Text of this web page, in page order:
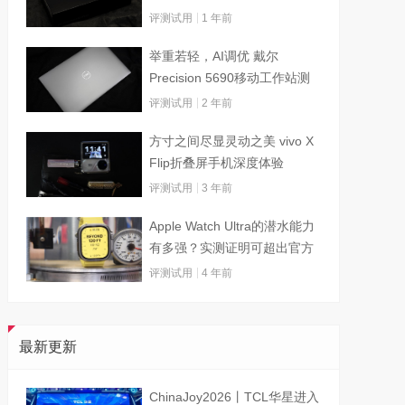
评测试用 1 年前
举重若轻，AI调优 戴尔
Precision 5690移动工作站测
试
评测试用 2 年前
方寸之间尽显灵动之美 vivo X
Flip折叠屏手机深度体验
评测试用 3 年前
Apple Watch Ultra的潜水能力
有多强？实测证明可超出官方
标称值
评测试用 4 年前
最新更新
ChinaJoy2026丨TCL华星进入